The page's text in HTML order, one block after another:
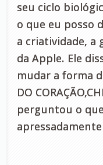
seu ciclo
o que eu posso
a criatividade, a
da Apple. Ele
mudar a forma
DO
perguntou o